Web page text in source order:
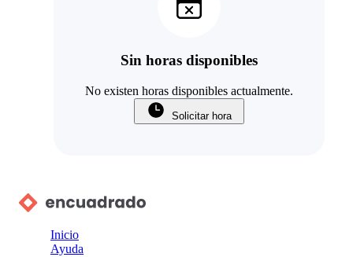
Sin horas disponibles
No existen horas disponibles actualmente.
Solicitar hora
Inicio
Ayuda